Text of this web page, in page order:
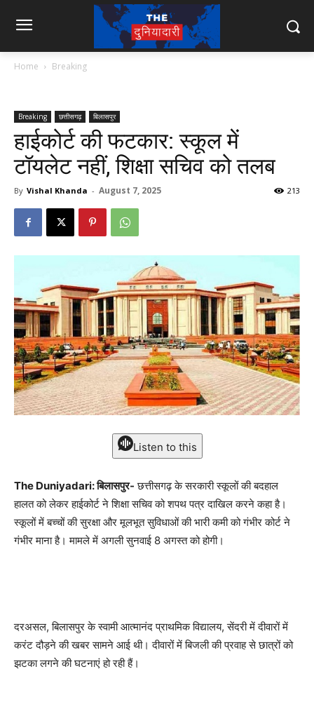
Home Breaking
Breaking छत्तीसगढ़ बिलासपुर
हाईकोर्ट की फटकार: स्कूल में
टॉयलेट नहीं, शिक्षा सचिव को तलब
By Vishal Khanda - August 7, 2025 213
Listen to this
The Duniyadari: बिलासपुर- छत्तीसगढ़ के सरकारी स्कूलों की बदहाल
हालत को लेकर हाईकोर्ट ने शिक्षा सचिव को शपथ पत्र दाखिल करने कहा है।
स्कूलों में बच्चों की सुरक्षा और मूलभूत सुविधाओं की भारी कमी को गंभीर कोर्ट ने
गंभीर माना है। मामले में अगली सुनवाई 8 अगस्त को होगी।
दरअसल, बिलासपुर के स्वामी आत्मानंद प्राथमिक विद्यालय, सेंदरी में दीवारों में
करंट दौड़ने की खबर सामने आई थी। दीवारों में बिजली की प्रवाह से छात्रों को
झटका लगने की घटनाएं हो रही हैं।